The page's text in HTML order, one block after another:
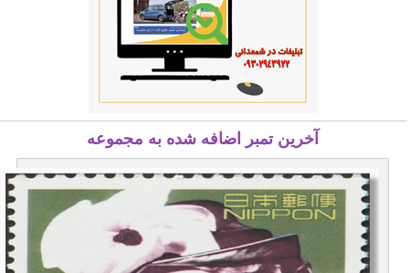
آخرین تمبر اضافه شده به مجموعه